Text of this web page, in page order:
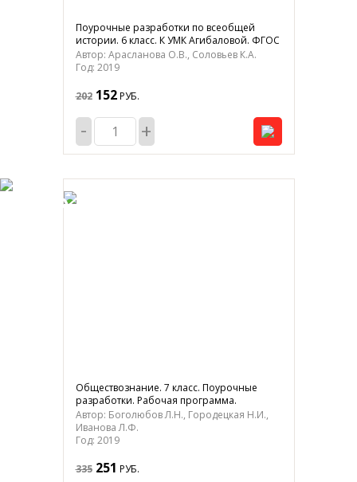
Поурочные разработки по всеобщей
истории. 6 класс. К УМК Агибаловой. ФГОС
Автор: Арасланова О.В., Соловьев К.А.
Год: 2019
202 152РУБ.
- +
-25%
Обществознание. 7 класс. Поурочные
разработки. Рабочая программа.
Автор: Боголюбов Л.Н., Городецкая Н.И.,
Иванова Л.Ф.
Год: 2019
335 251 РУБ.